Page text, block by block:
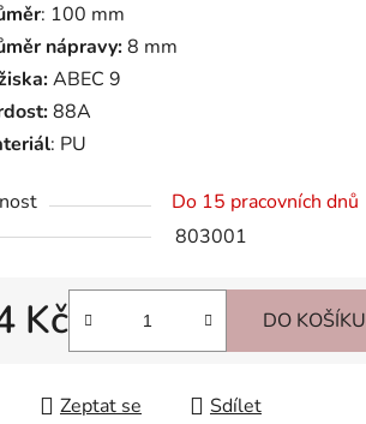
: 100 mm
nápravy:8 mm
ABEC 9
88A
: PU
Do 15 pracovních dnů
803001
Kč DO KOŠÍKU
Zeptat se Sdílet